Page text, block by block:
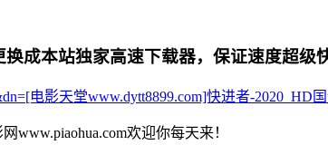
成本站独家高速下载器，保证速度超级
电影天堂www.dytt8899.com]快进者-2020_HD
www.piaohua.com欢迎你每天来！